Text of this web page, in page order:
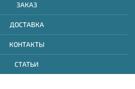
ЗАКАЗ
ДОСТАВКА
КОНТАКТЫ
СТАТЬИ